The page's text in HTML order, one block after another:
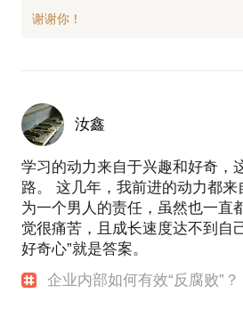
汝鑫
学习的动力来自于兴趣和好奇，
路。 这几年，我前进的动力都
为一个男人的责任，虽然也一直
觉很痛苦，且成长速度达不到自
好奇心”就是答案。
企业内部如何有效“反腐败”？